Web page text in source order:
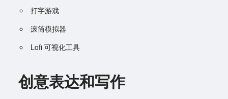
打字游戏
滚筒模拟器
Lofi 可视化工具
创意表达和写作